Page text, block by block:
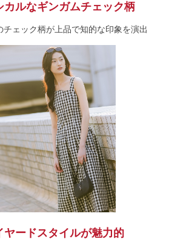
カルなギンガムチェック柄
チェック柄が上品で知的な印象を演出
ヤードスタイルが魅力的